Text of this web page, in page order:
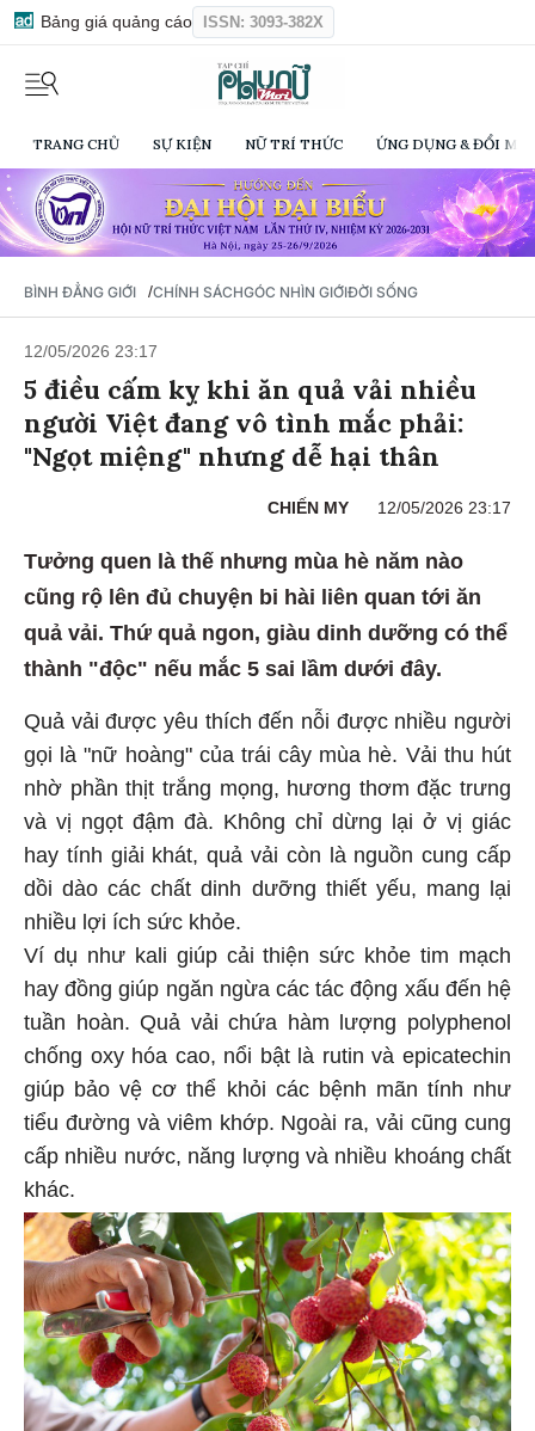
Bảng giá quảng cáo ISSN: 3093-382X
TRANG CHỦ SỰ KIỆN NỮ TRÍ THỨC ỨNG DỤNG & ĐỔI
BÌNH ĐẲNG GIỚI /CHÍNH SÁCHGÓC NHÌN GIỚIĐỜI SỐNG
12/05/2026 23:17
5 điều cấm kỵ khi ăn quả vải nhiều
người Việt đang vô tình mắc phải:
"Ngọt miệng" nhưng dễ hại thân
CHIẾN MY 12/05/2026 23:17
Tưởng quen là thế nhưng mùa hè năm nào
cũng rộ lên đủ chuyện bi hài liên quan tới ăn
quả vải. Thứ quả ngon, giàu dinh dưỡng có thể
thành "độc" nếu mắc 5 sai lầm dưới đây.
Quả vải được yêu thích đến nỗi được nhiều người
gọi là "nữ hoàng" của trái cây mùa hè. Vải thu hút
nhờ phần thịt trắng mọng, hương thơm đặc trưng
và vị ngọt đậm đà. Không chỉ dừng lại ở vị giác
hay tính giải khát, quả vải còn là nguồn cung cấp
dồi dào các chất dinh dưỡng thiết yếu, mang lại
nhiều lợi ích sức khỏe.
Ví dụ như kali giúp cải thiện sức khỏe tim mạch
hay đồng giúp ngăn ngừa các tác động xấu đến hệ
tuần hoàn. Quả vải chứa hàm lượng polyphenol
chống oxy hóa cao, nổi bật là rutin và epicatechin
giúp bảo vệ cơ thể khỏi các bệnh mãn tính như
tiểu đường và viêm khớp. Ngoài ra, vải cũng cung
cấp nhiều nước, năng lượng và nhiều khoáng chất
khác.